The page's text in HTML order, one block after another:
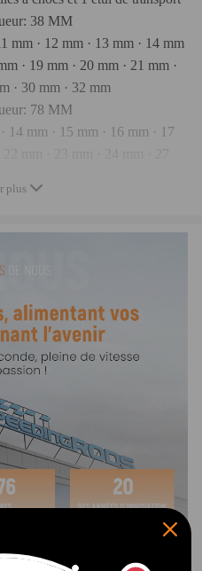
38 MM
mm · 12 mm · 13 mm · 14 mm
· 19 mm · 20 mm · 21 mm ·
· 30 mm · 32 mm
78 MM
14 mm · 15 mm · 16 mm · 17
usage professionnel ou
fabriqué en acier au chrome
de qualité supérieure avec
les étapes de démontage
la boîte est aléatoire
plus
plus